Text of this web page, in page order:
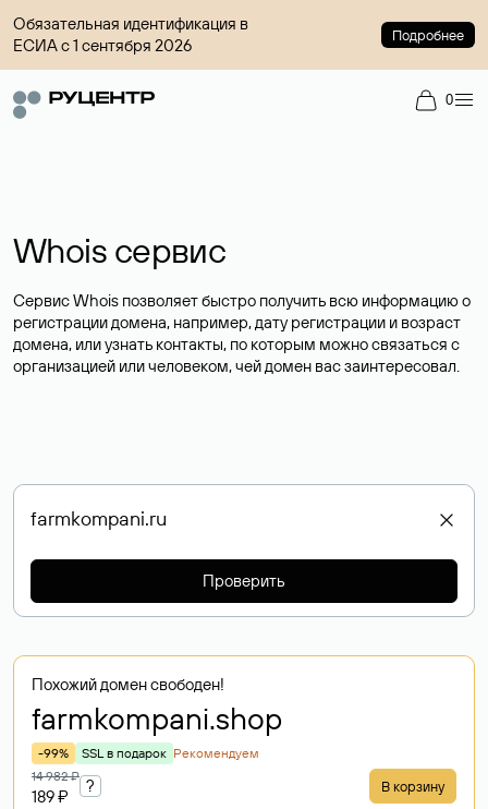
Обязательная идентификация в
ЕСИА с 1 сентября 2026
Подробнее
0
Whois сервис
Сервис Whois позволяет быстро получить всю информацию о
регистрации домена, например, дату регистрации и возраст
домена, или узнать контакты, по которым можно связаться с
организацией или человеком, чей домен вас заинтересовал.
Проверить
Похожий домен свободен!
farmkompani.shop
-99% SSL в подарок Рекомендуем
14 982 ₽
189 ₽
? В корзину